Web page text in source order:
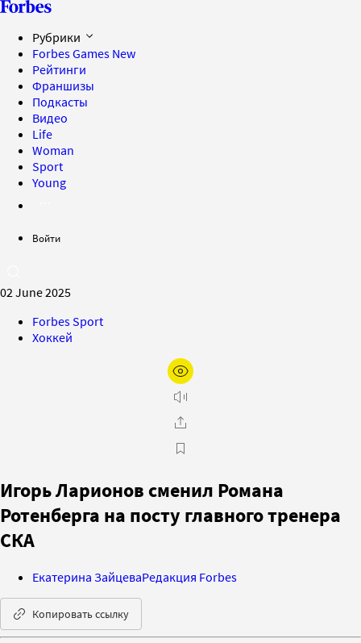
Рубрики
Forbes Games New
Рейтинги
Франшизы
Подкасты
Видео
Life
Woman
Sport
Young
Войти
02 June 2025
Forbes Sport
Хоккей
Игорь Ларионов сменил Романа
Ротенберга на посту главного тренера
СКА
Екатерина ЗайцеваРедакция Forbes
Копировать ссылку